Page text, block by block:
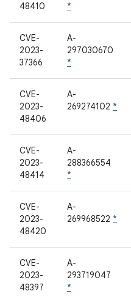
48410 *
CVE-
2023-
37366
A-
297030670
*
CVE-
2023-
48406
A-
269274102 *
CVE-
2023-
48414
A-
288366554
*
CVE-
2023-
48420
A-
269968522 *
CVE-
2023-
48397
A-
293719047
*